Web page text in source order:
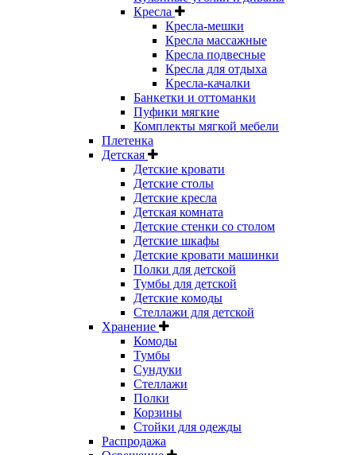
Кресла
Кресла-мешки
Кресла массажные
Кресла подвесные
Кресла для отдыха
Кресла-качалки
Банкетки и оттоманки
Пуфики мягкие
Комплекты мягкой мебели
Плетенка
Детская
Детские кровати
Детские столы
Детские кресла
Детская комната
Детские стенки со столом
Детские шкафы
Детские кровати машинки
Полки для детской
Тумбы для детской
Детские комоды
Стеллажи для детской
Хранение
Комоды
Тумбы
Сундуки
Стеллажи
Полки
Корзины
Стойки для одежды
Распродажа